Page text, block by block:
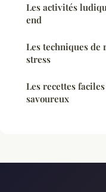
Les activités
end
Les techniques de
stress
Les recettes
savoureux